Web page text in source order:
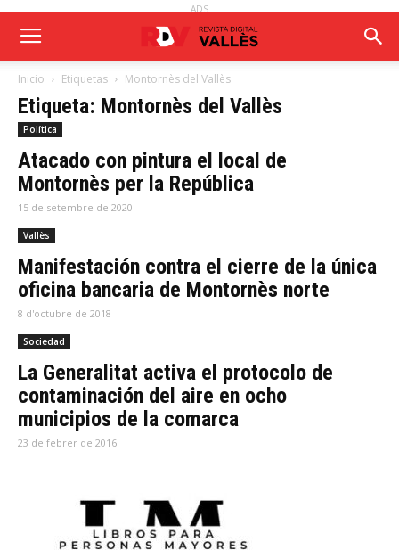
ADS
Inicio Etiquetas Montornès del Vallès
Etiqueta: Montornès del Vallès
Política
Atacado con pintura el local de
Montornès per la República
15 de setembre de 2020
Vallès
Manifestación contra el cierre de la única
oficina bancaria de Montornès norte
8 d'octubre de 2018
Sociedad
La Generalitat activa el protocolo de
contaminación del aire en ocho
municipios de la comarca
23 de febrer de 2016